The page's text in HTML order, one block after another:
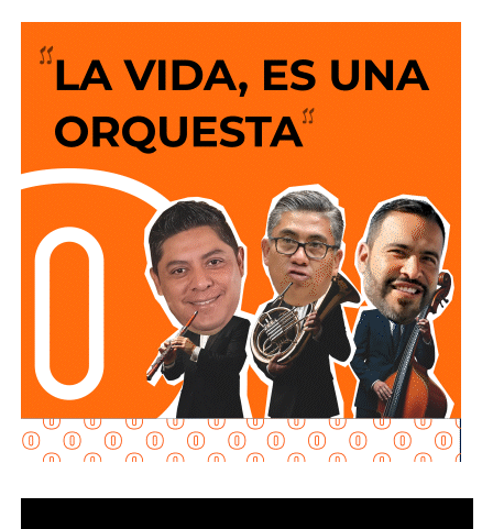
“¿Qué objetivo tiene esto? No depender tanto del exterior,
aún con toda la explotación que se hiciera de gas no
convencional, seguiríamos importando de Estados Unidos,
el objetivo es bajar la importación para que no
dependamos tanto del exterior. ¿Esto es algo que busca
México? No, lo buscan todos los países del mundo,
garantizar su soberanía energética”, puntualizó en la
conferencia matutina: “Las mañaneras del pueblo”.
La Jefa del Ejecutivo Federal pidió al Comité seguir